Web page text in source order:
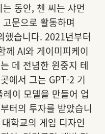
동안, 첸 씨는 샤먼
문으로 활동하며
습니다. 2021년부터
께 AI와 게이미피케이
데 전념한 윈중지 테
에서 그는 GPT-2 기
이 모델을 만들어 업
터의 투자를 받았습니
학교의 게임 디자인